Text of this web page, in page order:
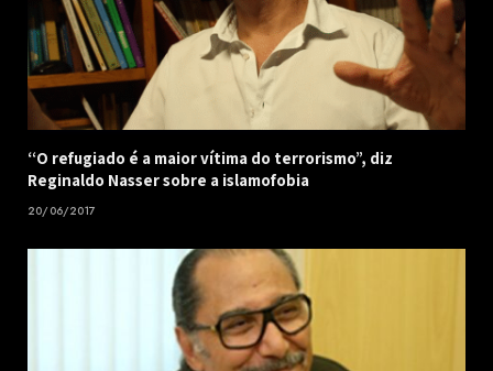
“O refugiado é a maior vítima do terrorismo”, diz
Reginaldo Nasser sobre a islamofobia
20/06/2017